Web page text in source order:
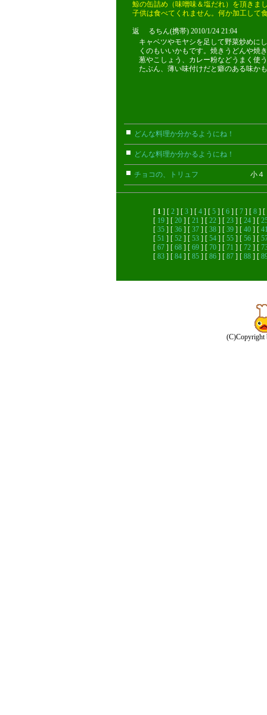
鯨の缶詰め（味噌味＆塩だれ）を頂きま
子供は食べてくれません。何か加工して
返 るちん(携帯) 2010/1/24 21:04
キャベツやモヤシを足して野菜炒めに
くのもいいかもです。焼きうどんや焼
葱やこしょう、カレー粉などうまく使
たぶん、薄い味付けだと癖のある味か
どんな料理か分かるようにね！
どんな料理か分かるようにね！
チョコの、トリュフ 小４ さ
[ 1 ] [ 2 ] [ 3 ] [ 4 ] [ 5 ] [ 6 ] [ 7 ] [ 8 ] [
[ 19 ] [ 20 ] [ 21 ] [ 22 ] [ 23 ] [ 24 ] [
[ 35 ] [ 36 ] [ 37 ] [ 38 ] [ 39 ] [ 40 ] [
[ 51 ] [ 52 ] [ 53 ] [ 54 ] [ 55 ] [ 56 ] [
[ 67 ] [ 68 ] [ 69 ] [ 70 ] [ 71 ] [ 72 ] [
[ 83 ] [ 84 ] [ 85 ] [ 86 ] [ 87 ] [ 88 ] [